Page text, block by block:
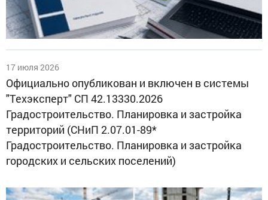
17 июля 2026
Официально опубликован и включен в системы
"Техэксперт" СП 42.13330.2026
Градостроительство. Планировка и застройка
территорий (СНиП 2.07.01-89*
Градостроительство. Планировка и застройка
городских и сельских поселений)